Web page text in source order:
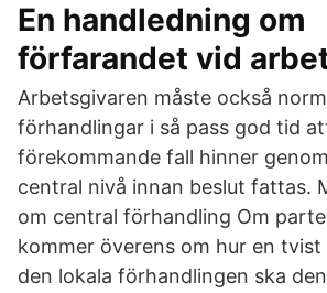
En handledning om
förfarandet vid
Arbetsgivaren måste också
förhandlingar i så pass god tid
förekommande fall hinner
central nivå innan beslut fattas.
om central förhandling Om
kommer överens om hur en tvist
den lokala förhandlingen ska